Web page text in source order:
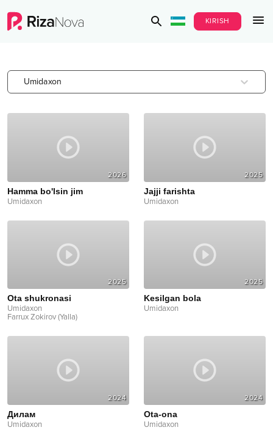
KIRISH
Umidaxon
2026
Hamma bo'lsin jim
Umidaxon
2025
Jajji farishta
Umidaxon
2025
Ota shukronasi
Umidaxon
Farrux Zokirov (Yalla)
2025
Kesilgan bola
Umidaxon
2024
Дилам
Umidaxon
2024
Ota-ona
Umidaxon